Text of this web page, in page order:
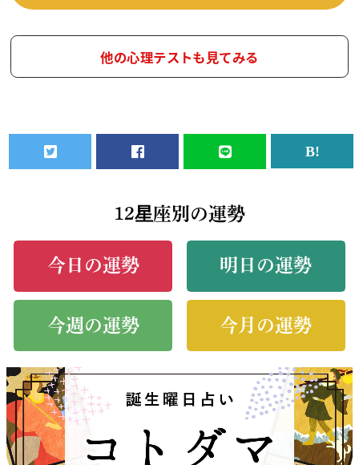
他の心理テストも見てみる
12星座別の運勢
今日の運勢 明日の運勢
今週の運勢 今月の運勢